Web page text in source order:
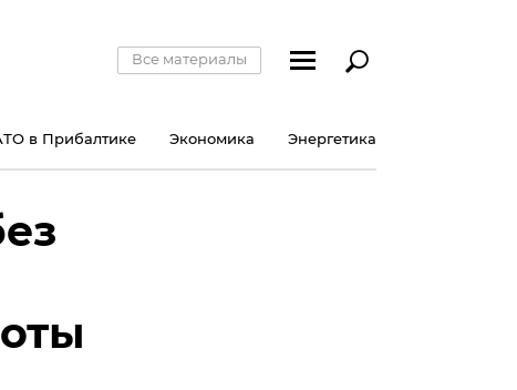
Все материалы
в Прибалтике Экономика Энергетика